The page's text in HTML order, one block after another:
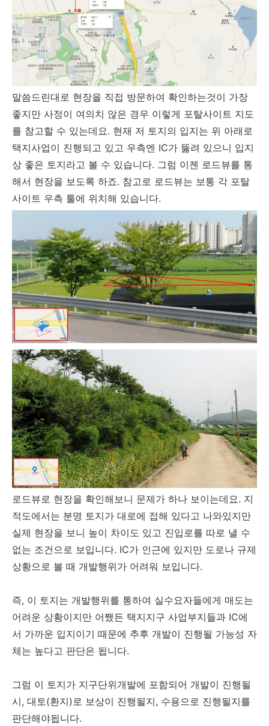
말씀드린대로 현장을 직접 방문하여 확인하는것이 가장
좋지만 사정이 여의치 않은 경우 이렇게 포탈사이트 지도
를 참고할 수 있는데요. 현재 저 토지의 입지는 위 아래로
택지사업이 진행되고 있고 우측엔 IC가 뚫려 있으니 입지
상 좋은 토지라고 볼 수 있습니다. 그럼 이젠 로드뷰를 통
해서 현장을 보도록 하죠. 참고로 로드뷰는 보통 각 포탈
사이트 우측 툴에 위치해 있습니다.
로드뷰로 현장을 확인해보니 문제가 하나 보이는데요. 지
적도에서는 분명 토지가 대로에 접해 있다고 나와있지만
실제 현장을 보니 높이 차이도 있고 진입로를 따로 낼 수
없는 조건으로 보입니다. IC가 인근에 있지만 도로나 규제
상황으로 볼 때 개발행위가 어려워 보입니다.
즉, 이 토지는 개발행위를 통하여 실수요자들에게 매도는
어려운 상황이지만 어쨌든 택지지구 사업부지들과 IC에
서 가까운 입지이기 때문에 추후 개발이 진행될 가능성 자
체는 높다고 판단은 됩니다.
그럼 이 토지가 지구단위개발에 포함되어 개발이 진행될
시, 대토(환지)로 보상이 진행될지, 수용으로 진행될지를
판단해야됩니다.